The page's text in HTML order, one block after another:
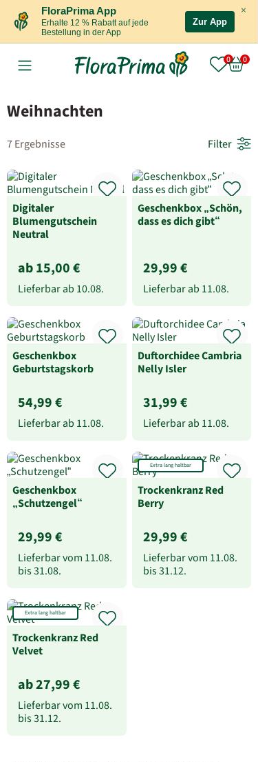
×
FloraPrima App
Erhalte 12 % Rabatt auf jede
Bestellung in der App
Zur App
Weihnachten
7 Ergebnisse Filter
Digitaler
Blumengutschein
Neutral
ab 15,00 €
Lieferbar ab 10.08.
Geschenkbox „Schön,
dass es dich gibt“
29,99 €
Lieferbar ab 11.08.
Geschenkbox
Geburtstagskorb
54,99 €
Lieferbar ab 11.08.
Duftorchidee Cambria
Nelly Isler
31,99 €
Lieferbar ab 11.08.
Geschenkbox
„Schutzengel“
29,99 €
Lieferbar vom 11.08.
bis31.08.
Extra lang haltbar
Trockenkranz Red
Berry
29,99 €
Lieferbar vom 11.08.
bis31.12.
Extra lang haltbar
Trockenkranz Red
Velvet
ab 27,99 €
Lieferbar vom 11.08.
bis31.12.